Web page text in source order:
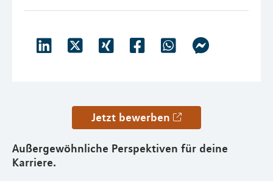
Jetzt bewerben
Außergewöhnliche Perspektiven für deine
Karriere.